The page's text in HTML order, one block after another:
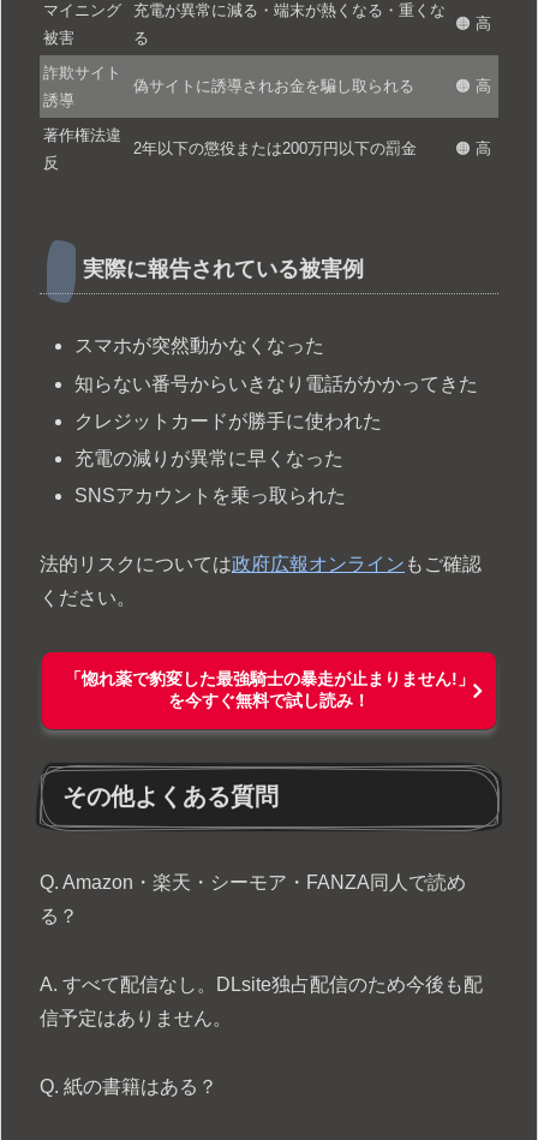
マイニング
被害
充電が異常に減る・端末が熱くなる・重くな
る
🟠 高
詐欺サイト
誘導
偽サイトに誘導されお金を騙し取られる 🟠 高
著作権法違
反
2年以下の懲役または200万円以下の罰金 🟠 高
実際に報告されている被害例
スマホが突然動かなくなった
知らない番号からいきなり電話がかかってきた
クレジットカードが勝手に使われた
充電の減りが異常に早くなった
SNSアカウントを乗っ取られた
法的リスクについては政府広報オンライン もご確認
ください。
「惚れ薬で豹変した最強騎士の暴走が止まりません!」
を今すぐ無料で試し読み！
その他よくある質問
Q. Amazon・楽天・シーモア・FANZA同人で読め
る？
A. すべて配信なし。DLsite独占配信のため今後も配
信予定はありません。
Q. 紙の書籍はある？